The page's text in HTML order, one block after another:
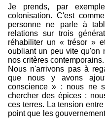
Je prends, par
colonisation. C'est
personne ne parle à
relations sur trois
réhabiliter un « trésor »
oubliant un peu vite qu'on
nos critères contemporains.
Nous n'arrivons pas à
que nous y avons
conscience » : nous ne
chercher des épices ;
ces terres. La tension
point que les